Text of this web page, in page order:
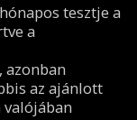
tesztje a
a
az ajánlott